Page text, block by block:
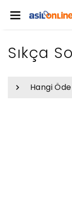
Sıkça
Hangi